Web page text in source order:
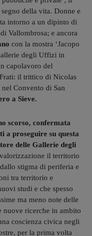
segno della vita. Donne e
intorno a un dipinto di
Vallombrosa; e ancora
con la mostra ‘Jacopo
degli Uffizi in
capolavoro del
il trittico di Nicolas
Convento di San
a Sieve.
scorso, confermata
a proseguire su questa
delle Gallerie degli
il territorio
stigma di periferia e
tra territorio e
studi e che spesso
ma meno note delle
ricerche in ambito
coscienza civica negli
per la prima volta